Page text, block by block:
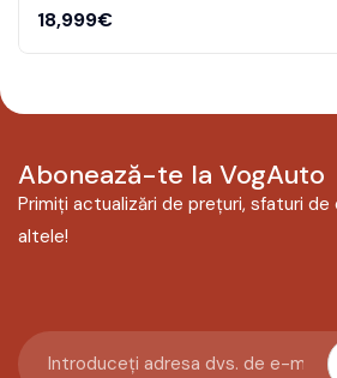
18,999€
Abonează-te la VogAuto
Primiți actualizări de prețuri, sfaturi
altele!